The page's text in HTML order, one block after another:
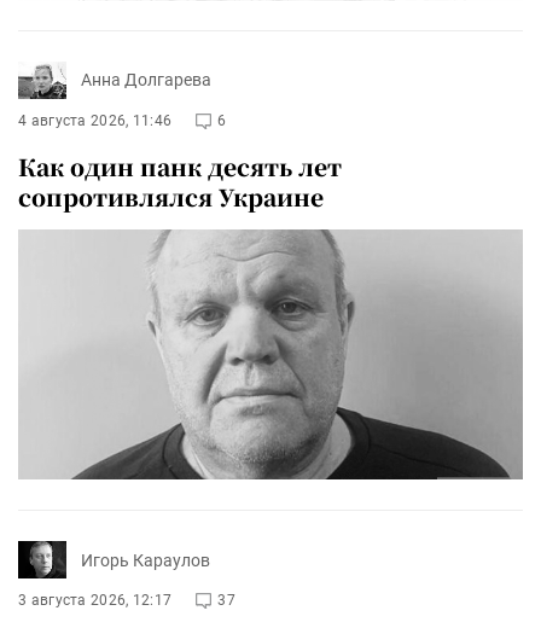
Анна Долгарева
4 августа 2026, 11:46 6
Как один панк десять лет
сопротивлялся Украине
Игорь Караулов
3 августа 2026, 12:17 37